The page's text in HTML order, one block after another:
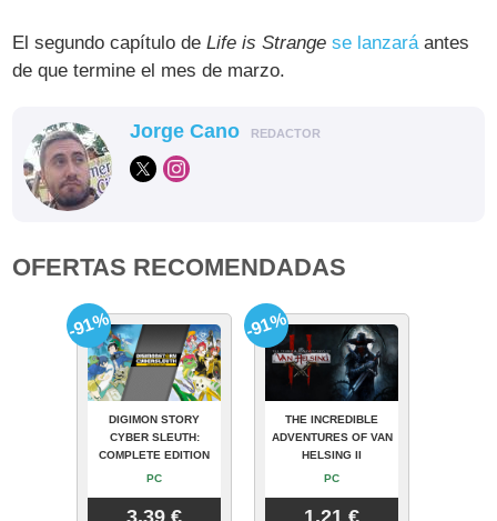
El segundo capítulo deLife is Strange se lanzaráantes
de que termine el mes de marzo.
Jorge Cano REDACTOR
OFERTAS RECOMENDADAS
DIGIMON STORY
CYBER SLEUTH:
COMPLETE EDITION
PC
-91%
THE INCREDIBLE
ADVENTURES OF VAN
HELSING II
PC
-91%